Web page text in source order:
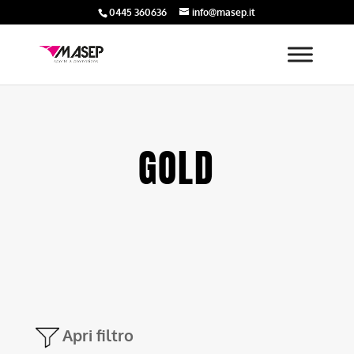
0445 360636 info@masep.it
GOLD
Apri filtro